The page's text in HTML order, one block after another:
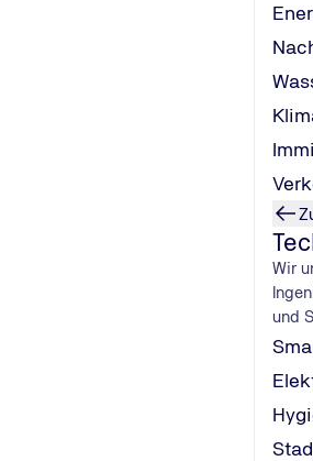
Wir
und
IT-